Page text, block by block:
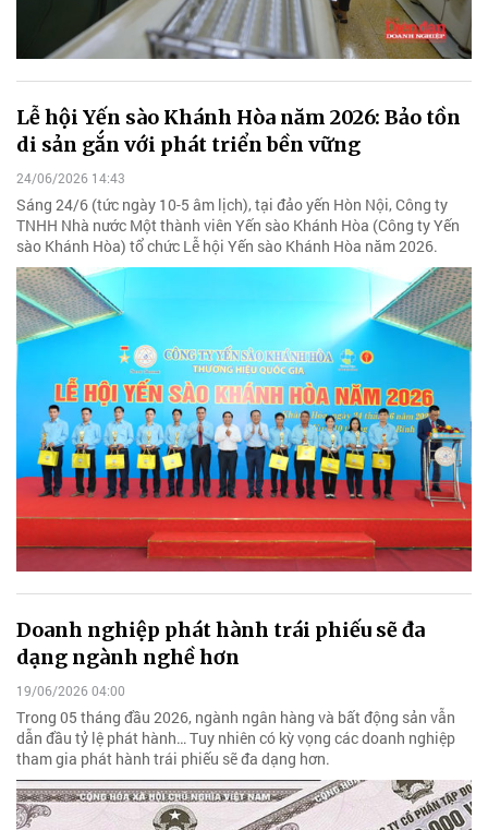
Lễ hội Yến sào Khánh Hòa năm 2026: Bảo tồn
di sản gắn với phát triển bền vững
24/06/2026 14:43
Sáng 24/6 (tức ngày 10-5 âm lịch), tại đảo yến Hòn Nội, Công ty
TNHH Nhà nước Một thành viên Yến sào Khánh Hòa (Công ty Yến
sào Khánh Hòa) tổ chức Lễ hội Yến sào Khánh Hòa năm 2026.
Doanh nghiệp phát hành trái phiếu sẽ đa
dạng ngành nghề hơn
19/06/2026 04:00
Trong 05 tháng đầu 2026, ngành ngân hàng và bất động sản vẫn
dẫn đầu tỷ lệ phát hành… Tuy nhiên có kỳ vọng các doanh nghiệp
tham gia phát hành trái phiếu sẽ đa dạng hơn.